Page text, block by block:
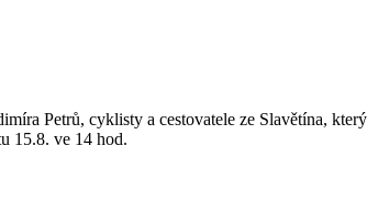
Petrů, cyklisty a cestovatele ze Slavětína,
15.8. ve 14 hod.